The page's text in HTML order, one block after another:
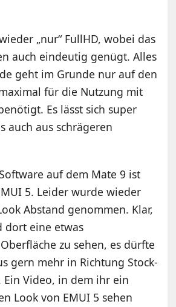
„nur“ FullHD, wobei das
auch eindeutig genügt. Alles
geht im Grunde nur auf den
für die Nutzung mit
Es lässt sich super
auch aus schrägeren
auf dem Mate 9 ist
5. Leider wurde wieder
Abstand genommen. Klar,
dort eine etwas
zu sehen, es dürfte
gern mehr in Richtung Stock-
Video, in dem ihr ein
Look von EMUI 5 sehen